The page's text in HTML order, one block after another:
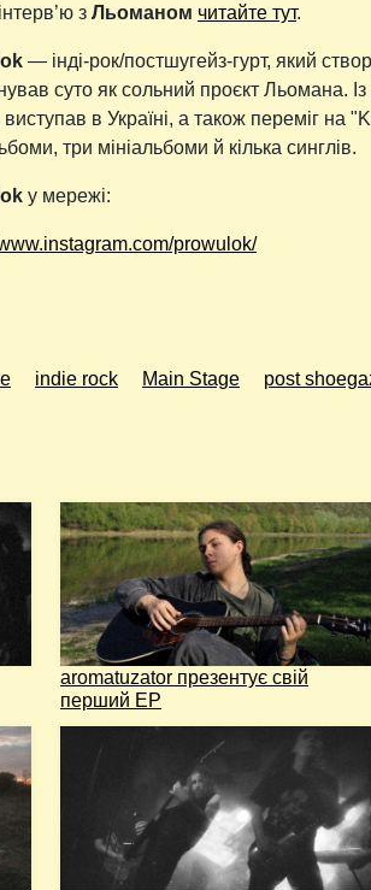
з Льоманом читайте тут.
— інді-рок/постшугейз-гурт, який
суто як сольний проєкт Льомана.
виступав в Україні, а також переміг на
три мініальбоми й кілька синглів.
у мережі:
prowulok/
indie rock Main Stage post
aromatuzator презентує свій
перший EP